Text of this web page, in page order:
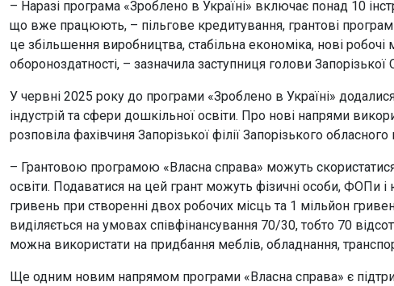
– Наразі програма «Зроблено в Україні» включає понад 10
що вже працюють, – пільгове кредитування, грантові
це збільшення виробництва, стабільна економіка, нові
обороноздатності, – зазначила заступниця голови
У червні 2025 року до програми «Зроблено в Україні»
індустрій та сфери дошкільної освіти. Про нові напрями
розповіла фахівчиня Запорізької філії Запорізького
– Грантовою програмою «Власна справа» можуть
освіти. Подаватися на цей грант можуть фізичні особи, ФОПи
гривень при створенні двох робочих місць та 1 мільйон
виділяється на умовах співфінансування 70/30, тобто 70
можна використати на придбання меблів, обладнання,
Ще одним новим напрямом програми «Власна справа» є